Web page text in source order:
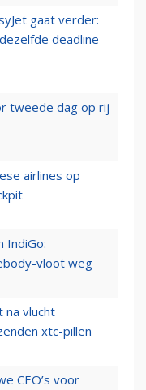
gaat verder:
deadline
tweede dag op rij
airlines op
IndiGo:
vloot weg
na vlucht
xtc-pillen
CEO’s voor